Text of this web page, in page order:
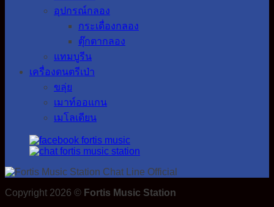
อุปกรณ์กลอง
กระเดื่องกลอง
ตุ๊กตากลอง
แทมบูรีน
เครื่องดนตรีเป่า
ขลุ่ย
เมาท์ออแกน
เมโลเดียน
Copyright 2026 © Fortis Music Station